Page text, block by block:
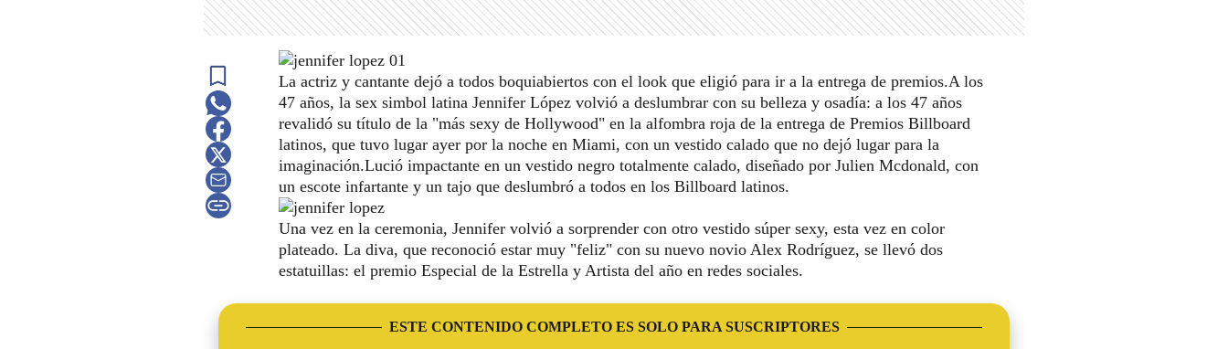
La actriz y cantante dejó a todos boquiabiertos con el look que eligió para ir a la entrega de premios.A los
47 años, la sex simbol latina Jennifer López volvió a deslumbrar con su belleza y osadía: a los 47 años
revalidó su título de la "más sexy de Hollywood" en la alfombra roja de la entrega de Premios Billboard
latinos, que tuvo lugar ayer por la noche en Miami, con un vestido calado que no dejó lugar para la
imaginación.Lució impactante en un vestido negro totalmente calado, diseñado por Julien Mcdonald, con
un escote infartante y un tajo que deslumbró a todos en los Billboard latinos.
Una vez en la ceremonia, Jennifer volvió a sorprender con otro vestido súper sexy, esta vez en color
plateado. La diva, que reconoció estar muy "feliz" con su nuevo novio Alex Rodríguez, se llevó dos
estatuillas: el premio Especial de la Estrella y Artista del año en redes sociales.
ESTE CONTENIDO COMPLETO ES SOLO PARA SUSCRIPTORES